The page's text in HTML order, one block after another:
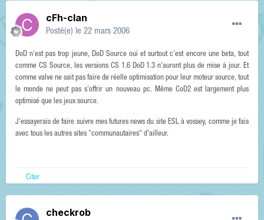
cFh-clan
Posté(e) le 22 mars 2006
DoD n'est pas trop jeune, DoD Source oui et surtout c'est encore une beta, tout
comme CS Source, les versions CS 1.6 DoD 1.3 n'auront plus de mise à jour. Et
comme valve ne sait pas faire de réelle optimisation pour leur moteur source, tout
le monde ne peut pas s'offrir un nouveau pc. Même CoD2 est largement plus
optimisé que les jeux source.
J'essayerais de faire suivre mes futures news du site ESL à vossey, comme je fais
avec tous les autres sites "communautaires" d'ailleur.
Citer
checkrob